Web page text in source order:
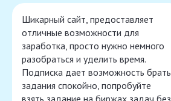
Шикарный сайт, предоставляет
отличные возможности для
заработка, просто нужно немного
разобраться и уделить время.
Подписка дает возможность брать
задания спокойно, попробуйте